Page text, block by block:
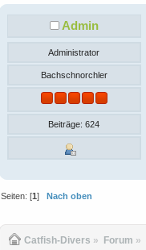
Admin
Administrator
Bachschnorchler
Beiträge: 624
Seiten: [1 ]
Nach oben
Catfish-Divers » Forum »